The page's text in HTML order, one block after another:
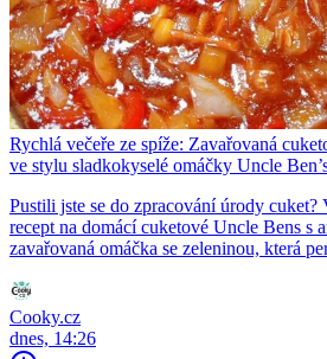
Rychlá večeře ze spíže: Zavařovaná
ve stylu sladkokyselé omáčky Uncle
Pustili jste se do zpracování úrody
recept na domácí cuketové Uncle Bens s
zavařovaná omáčka se zeleninou, která
Cooky.cz
dnes, 14:26